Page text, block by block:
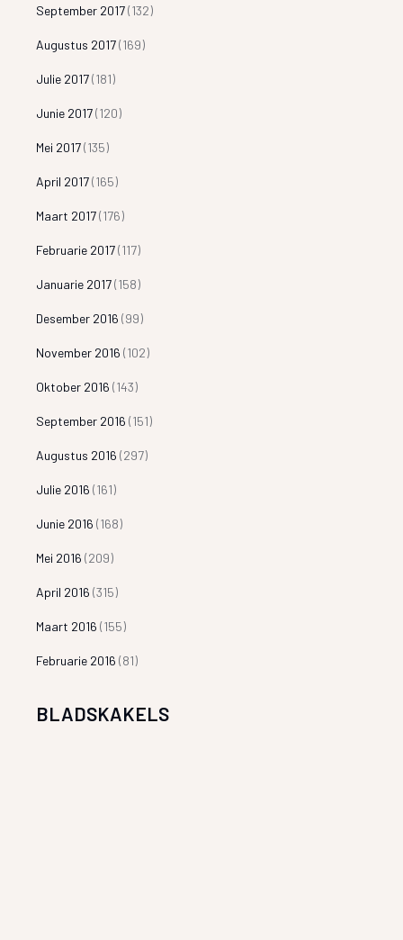
September 2017(132)
Augustus 2017(169)
Julie 2017(181)
Junie 2017(120)
Mei 2017(135)
April 2017(165)
Maart 2017(176)
Februarie 2017(117)
Januarie 2017(158)
Desember 2016 (99)
November 2016 (102)
Oktober 2016 (143)
September 2016 (151)
Augustus 2016 (297)
Julie 2016 (161)
Junie 2016 (168)
Mei 2016 (209)
April 2016 (315)
Maart 2016 (155)
Februarie 2016 (81)
BLADSKAKELS